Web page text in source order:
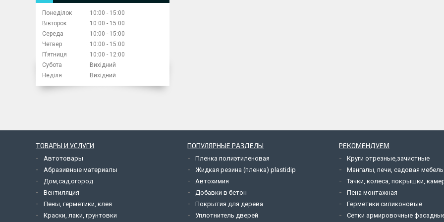
Понеділок 10:00
15:00
Вівторок
10:00
15:00
Середа
10:00
15:00
Четвер
10:00
15:00
Пʼятниця
10:00
12:00
Субота
Вихідний
Неділя
Вихідний
ТОВАРЫ И УСЛУГИ
Автотовары
Абразивные материалы
Дом,сад,огород
Вентиляция
Пены, герметики, клея
Краски, лаки, грунтовки
ПОПУЛЯРНЫЕ РАЗДЕЛЫ
Пленка полиэтиленовая
Жидкая резина (пленка) plastidip
Автохимия
Добавки в бетон
Покрытия для дерева
Уплотнитель дверей
РЕКОМЕНДУЕМ
Круги отрезные,зачистные
Мангалы, печи, садовая мебель
Тачки, колеса, покрышки,
Пена монтажная
Герметики силиконовые
Сетки армировочные